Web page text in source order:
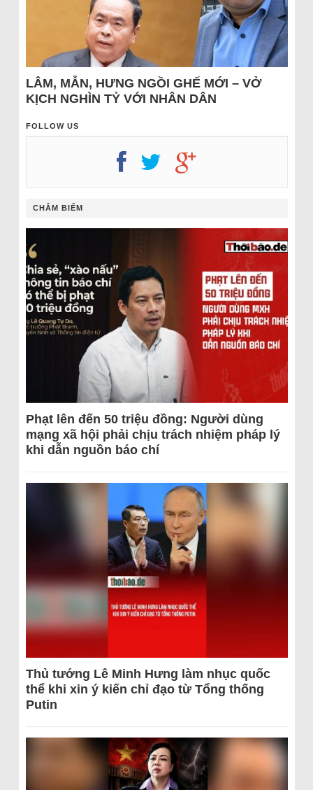
LÂM, MẪN, HƯNG NGỒI GHẾ MỚI – VỞ
KỊCH NGHÌN TỶ VỚI NHÂN DÂN
FOLLOW US
CHÂM BIẾM
Phạt lên đến 50 triệu đồng: Người dùng
mạng xã hội phải chịu trách nhiệm pháp lý
khi dẫn nguồn báo chí
Thủ tướng Lê Minh Hưng làm nhục quốc
thể khi xin ý kiến chỉ đạo từ Tổng thống
Putin